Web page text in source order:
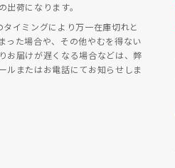
出荷になります。
タイミングにより万一在庫切れと
った場合や、その他やむを得ない
お届けが遅くなる場合などは、弊
ルまたはお電話にてお知らせしま